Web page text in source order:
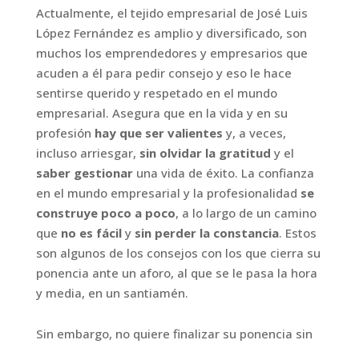
Actualmente, el tejido empresarial de José Luis
López Fernández es amplio y diversificado, son
muchos los emprendedores y empresarios que
acuden a él para pedir consejo y eso le hace
sentirse querido y respetado en el mundo
empresarial. Asegura que en la vida y en su
profesión hay que ser valientes y, a veces,
incluso arriesgar, sin olvidar la gratitud y el
saber gestionaruna vida de éxito. La confianza
en el mundo empresarial y la profesionalidad se
construye poco a poco, a lo largo de un camino
que no es fácily sin perder la constancia. Estos
son algunos de los consejos con los que cierra su
ponencia ante un aforo, al que se le pasa la hora
y media, en un santiamén.
Sin embargo, no quiere finalizar su ponencia sin